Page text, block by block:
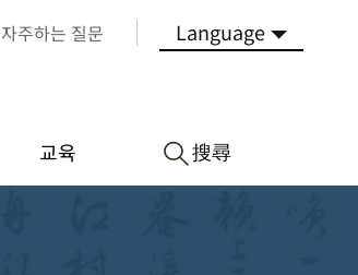
자주하는 질문 Language
교육 搜尋